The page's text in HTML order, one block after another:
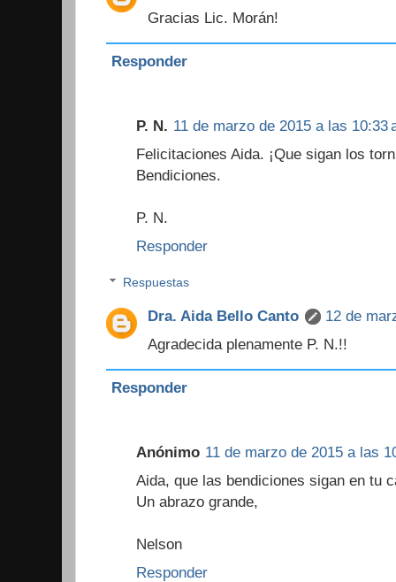
Gracias Lic. Morán!
Responder
P. N. 11 de marzo de 2015 a las 10:33
Felicitaciones Aida. ¡Que sigan los
Bendiciones.
P. N.
Responder
Respuestas
Dra. Aida Bello Canto
12 de
Agradecida plenamente P. N.!!
Responder
Anónimo 11 de marzo de 2015 a las
Aida, que las bendiciones sigan en tu
Un abrazo grande,
Nelson
Responder